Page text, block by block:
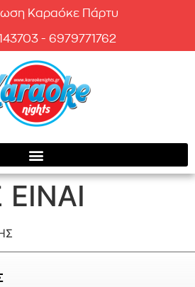
Καραόκε Πάρτυ
- 6979771762